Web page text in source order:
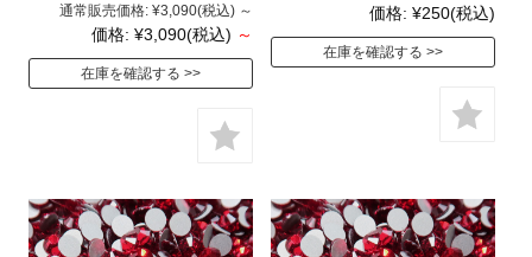
通常販売価格: ¥3,090(税込) ～
価格: ¥3,090(税込) ～
在庫を確認する
価格: ¥250(税込)
在庫を確認する